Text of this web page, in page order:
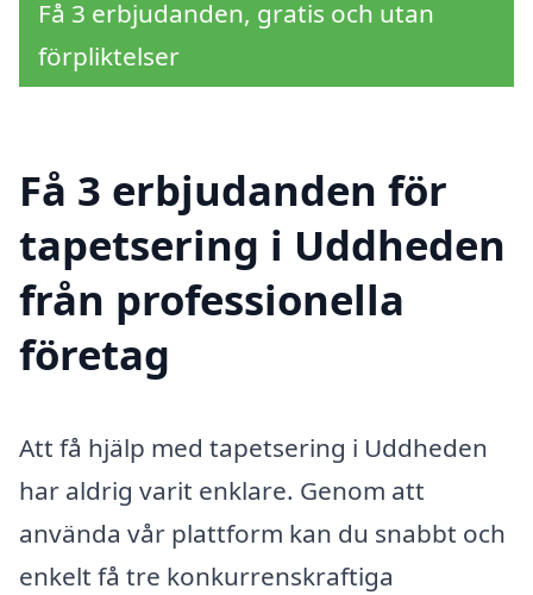
Få 3 erbjudanden, gratis och utan
förpliktelser
Få 3 erbjudanden för
tapetsering i Uddheden
från professionella
företag
Att få hjälp med tapetsering i Uddheden
har aldrig varit enklare. Genom att
använda vår plattform kan du snabbt och
enkelt få tre konkurrenskraftiga